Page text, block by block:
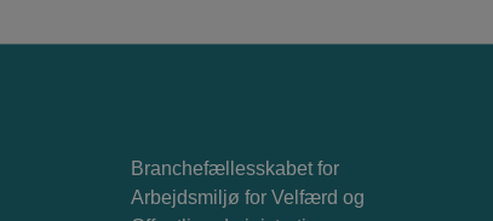
Branchefællesskabet for
Arbejdsmiljø for Velfærd og